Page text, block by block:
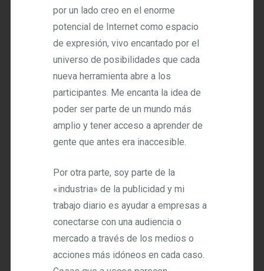
por un lado creo en el enorme
potencial de Internet como espacio
de expresión, vivo encantado por el
universo de posibilidades que cada
nueva herramienta abre a los
participantes. Me encanta la idea de
poder ser parte de un mundo más
amplio y tener acceso a aprender de
gente que antes era inaccesible.
Por otra parte, soy parte de la
«industria» de la publicidad y mi
trabajo diario es ayudar a empresas a
conectarse con una audiencia o
mercado a través de los medios o
acciones más idóneos en cada caso.